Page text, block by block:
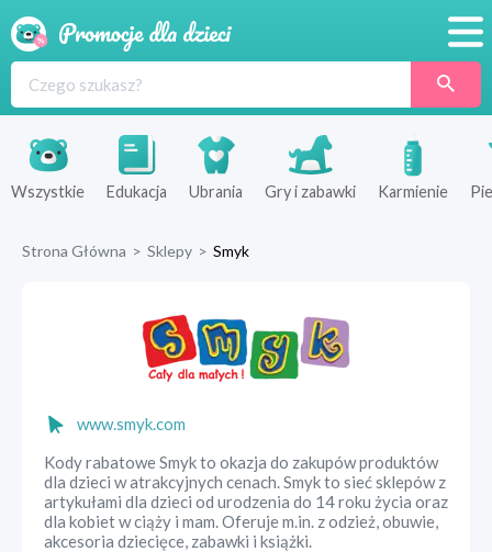
Produkty
Sklepy
Wszystkie Edukacja Ubrania Gry i zabawki Karmienie
Strona Główna > Sklepy > Smyk
www.smyk.com
Kody rabatowe Smyk to okazja do zakupów produktów
dla dzieci w atrakcyjnych cenach. Smyk to sieć sklepów z
artykułami dla dzieci od urodzenia do 14 roku życia oraz
dla kobiet w ciąży i mam. Oferuje m.in. z odzież, obuwie,
akcesoria dziecięce, zabawki i książki.